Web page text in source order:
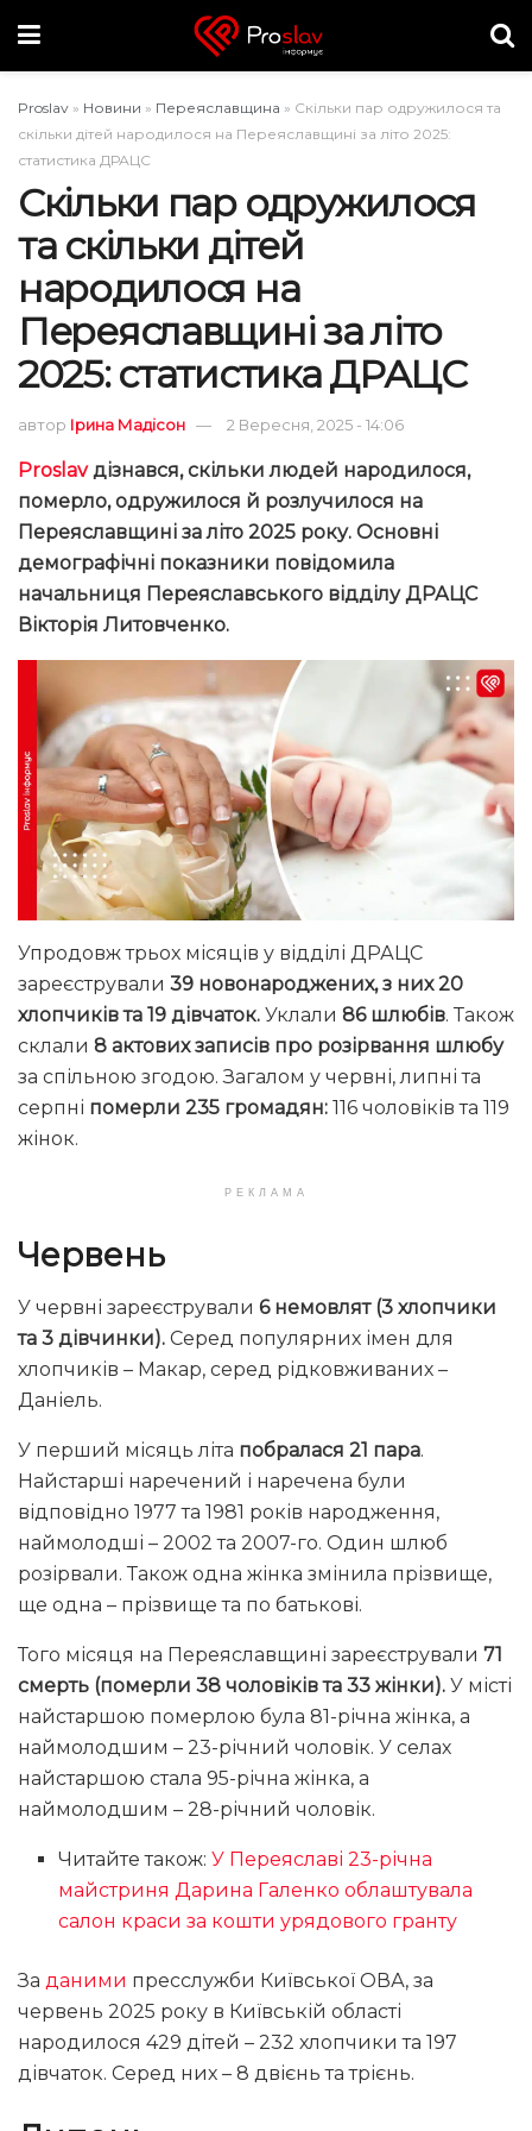
Proslav » Новини » Переяславщина » Скільки пар одружилося та
скільки дітей народилося на Переяславщині за літо 2025:
статистика ДРАЦС
Скільки пар одружилося
та скільки дітей
народилося на
Переяславщині за літо
2025: статистика ДРАЦС
автор Ірина Мадісон 2 Вересня, 2025 - 14:06
Proslavдізнався, скільки людей народилося,
померло, одружилося й розлучилося на
Переяславщині за літо 2025 року. Основні
демографічні показники повідомила
начальниця Переяславського відділу ДРАЦС
Вікторія Литовченко.
Упродовж трьох місяців у відділі ДРАЦС
зареєстрували 39 новонароджених, з них 20
хлопчиків та 19 дівчаток. Уклали 86 шлюбів. Також
склали 8 актових записів про розірвання шлюбу
за спільною згодою. Загалом у червні, липні та
серпні померли 235 громадян: 116 чоловіків та 119
жінок.
РЕКЛАМА
Червень
У червні зареєстрували 6 немовлят (3 хлопчики
та 3 дівчинки). Серед популярних імен для
хлопчиків – Макар, серед рідковживаних –
Даніель.
У перший місяць літа побралася 21 пара.
Найстарші наречений і наречена були
відповідно 1977 та 1981 років народження,
наймолодші – 2002 та 2007-го. Один шлюб
розірвали. Також одна жінка змінила прізвище,
ще одна – прізвище та по батькові.
Того місяця на Переяславщині зареєстрували 71
смерть (померли 38 чоловіків та 33 жінки). У місті
найстаршою померлою була 81-річна жінка, а
наймолодшим – 23-річний чоловік. У селах
найстаршою стала 95-річна жінка, а
наймолодшим – 28-річний чоловік.
Читайте також:У Переяславі 23-річна
майстриня Дарина Галенко облаштувала
салон краси за кошти урядового гранту
За даними пресслужби Київської ОВА, за
червень 2025 року в Київській області
народилося 429 дітей – 232 хлопчики та 197
дівчаток. Серед них – 8 двієнь та трієнь.